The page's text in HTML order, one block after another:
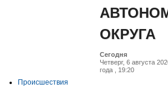
ОКРУГА
Сегодня
Четверг, 6 августа
года , 19:20
Происшествия